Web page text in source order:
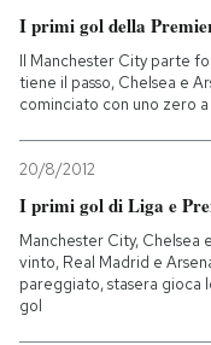
I primi gol della
Il Manchester City parte
tiene il passo, Chelsea e
cominciato con uno zero
20/8/2012
I primi gol di Liga e
Manchester City, Chelsea
vinto, Real Madrid e
pareggiato, stasera gioca
gol